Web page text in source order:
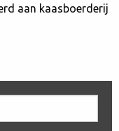
aan kaasboerderij